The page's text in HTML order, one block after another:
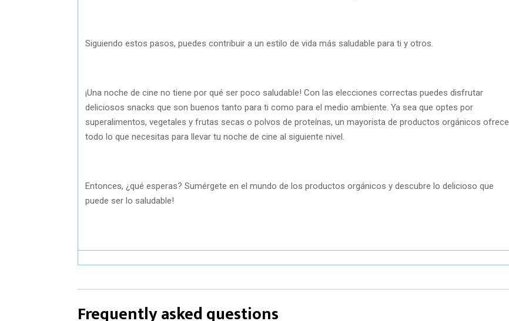
Siguiendo estos pasos, puedes contribuir a un estilo de vida más saludable para ti y otros.
¡Una noche de cine no tiene por qué ser poco saludable! Con las elecciones correctas puedes disfrutar
deliciosos snacks que son buenos tanto para ti como para el medio ambiente. Ya sea que optes por
superalimentos, vegetales y frutas secas o polvos de proteínas, un mayorista de productos orgánicos ofrece
todo lo que necesitas para llevar tu noche de cine al siguiente nivel.
Entonces, ¿qué esperas? Sumérgete en el mundo de los productos orgánicos y descubre lo delicioso que
puede ser lo saludable!
Frequently asked questions